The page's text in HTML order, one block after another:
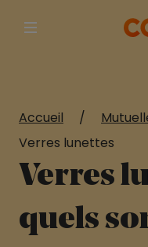
Afficher la
Accueil /
Verres lunettes
Verres
quels